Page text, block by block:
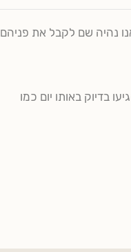
נהיה שם לקבל את פניהם
בדיוק באותו יום כמו